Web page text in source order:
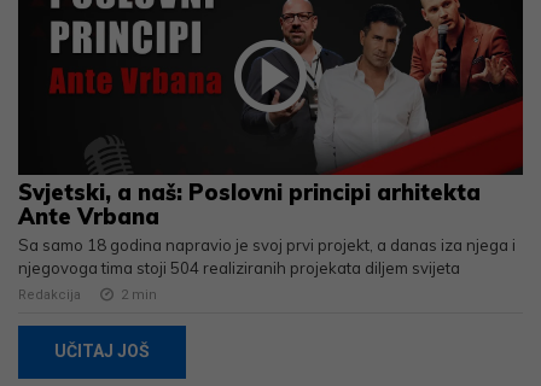
Svjetski, a naš: Poslovni principi arhitekta
Ante Vrbana
Sa samo 18 godina napravio je svoj prvi projekt, a danas iza njega i
njegovoga tima stoji 504 realiziranih projekata diljem svijeta
Redakcija 2 min
UČITAJ JOŠ